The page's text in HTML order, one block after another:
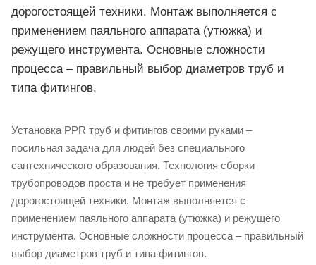
дорогостоящей техники. Монтаж выполняется с
применением паяльного аппарата (утюжка) и
режущего инструмента. Основные сложности
процесса – правильный выбор диаметров труб и
типа фитингов.
Установка PPR труб и фитингов своими руками –
посильная задача для людей без специального
сантехнического образования. Технология сборки
трубопроводов проста и не требует применения
дорогостоящей техники. Монтаж выполняется с
применением паяльного аппарата (утюжка) и режущего
инструмента. Основные сложности процесса – правильный
выбор диаметров труб и типа фитингов.